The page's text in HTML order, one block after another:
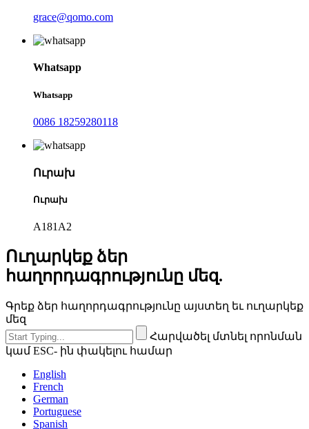
grace@qomo.com
Whatsapp
Whatsapp
0086 18259280118
Ուրախ
Ուրախ
A181A2
Ուղարկեք ձեր
հաղորդագրությունը մեզ.
Գրեք ձեր հաղորդագրությունը այստեղ եւ ուղարկեք
մեզ
Հարվածել մտնել որոնման
կամ ESC- ին փակելու համար
English
French
German
Portuguese
Spanish